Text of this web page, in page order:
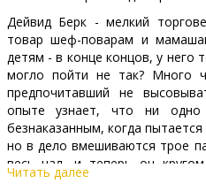
Дейвид Берк - мелкий
товар шеф-поварам и
детям - в конце концов, у него
могло пойти не так? Много
предпочитавший не
опыте узнает, что ни
безнаказанным, когда
но в дело вмешиваются трое
весь нал, и теперь он
Брэду.
Читать далее